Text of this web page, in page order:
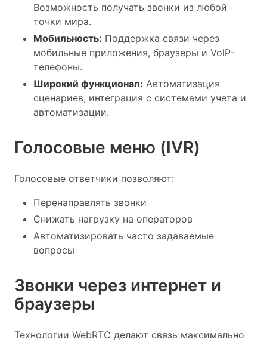
Возможность получать звонки из любой
точки мира.
Мобильность: Поддержка связи через
мобильные приложения, браузеры и VoIP-
телефоны.
Широкий функционал: Автоматизация
сценариев, интеграция с системами учета и
автоматизации.
Голосовые меню (IVR)
Голосовые ответчики позволяют:
Перенаправлять звонки
Снижать нагрузку на операторов
Автоматизировать часто задаваемые
вопросы
Звонки через интернет и
браузеры
Технологии WebRTC делают связь максимально